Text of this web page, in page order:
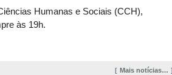
Humanas e Sociais (CCH),
às 19h.
Mais notícias…